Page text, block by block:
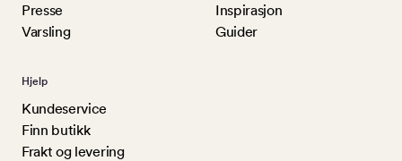
Presse
Varsling
Inspirasjon
Guider
Hjelp
Kundeservice
Finn butikk
Frakt og levering